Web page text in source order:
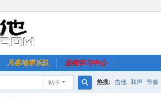
凡客地带乐队 远程学习中心
帖子 热搜: 吉他 和声 节奏